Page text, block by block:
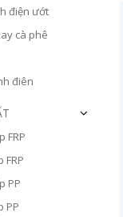
điện ướt
cà phê
điên
FRP
FRP
PP
PP